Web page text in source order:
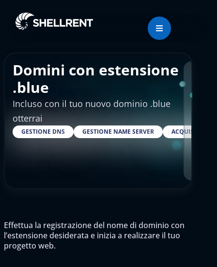
Domini con estensione
.blue
Incluso con il tuo nuovo dominio .blue
otterrai
GESTIONE DNS GESTIONE NAME SERVER ACQUISTARE
Effettua la registrazione del nome di dominio con
l’estensione desiderata e inizia a realizzare il tuo
progetto web.